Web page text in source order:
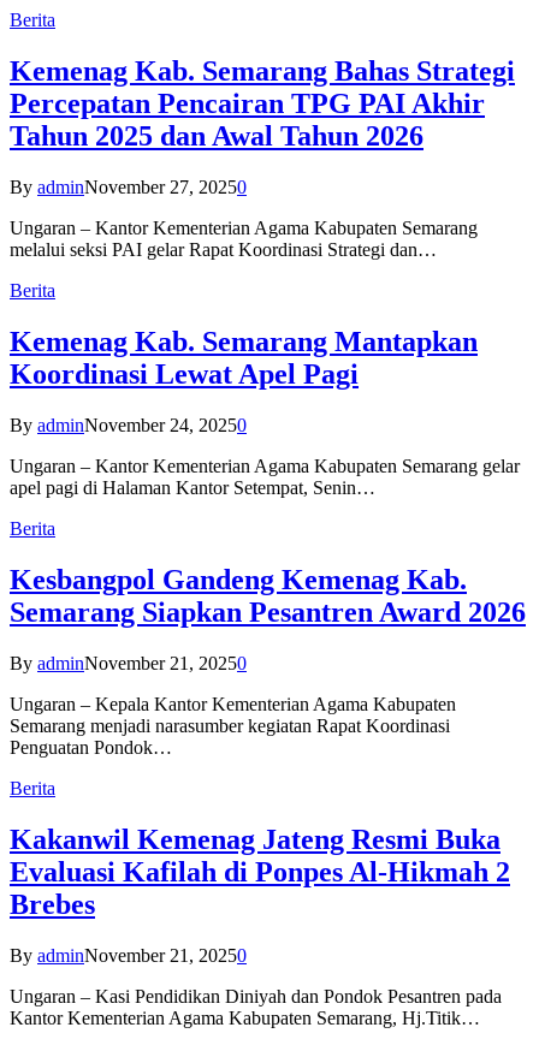
Berita
Kemenag Kab. Semarang Bahas Strategi
Percepatan Pencairan TPG PAI Akhir
Tahun 2025 dan Awal Tahun 2026
By adminNovember 27, 20250
Ungaran – Kantor Kementerian Agama Kabupaten Semarang
melalui seksi PAI gelar Rapat Koordinasi Strategi dan…
Berita
Kemenag Kab. Semarang Mantapkan
Koordinasi Lewat Apel Pagi
By adminNovember 24, 20250
Ungaran – Kantor Kementerian Agama Kabupaten Semarang gelar
apel pagi di Halaman Kantor Setempat, Senin…
Berita
Kesbangpol Gandeng Kemenag Kab.
Semarang Siapkan Pesantren Award 2026
By adminNovember 21, 20250
Ungaran – Kepala Kantor Kementerian Agama Kabupaten
Semarang menjadi narasumber kegiatan Rapat Koordinasi
Penguatan Pondok…
Berita
Kakanwil Kemenag Jateng Resmi Buka
Evaluasi Kafilah di Ponpes Al-Hikmah 2
Brebes
By adminNovember 21, 20250
Ungaran – Kasi Pendidikan Diniyah dan Pondok Pesantren pada
Kantor Kementerian Agama Kabupaten Semarang, Hj.Titik…